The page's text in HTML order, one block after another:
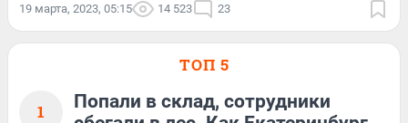
19 марта, 2023, 05:15 14 523 23
ТОП 5
1
Попали в склад, сотрудники